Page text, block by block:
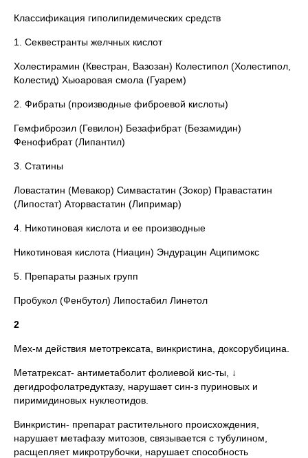
Классификация гиполипидемических средств
1. Секвестранты желчных кислот
Холестирамин (Квестран, Вазозан) Колестипол (Холестипол,
Колестид) Хьюаровая смола (Гуарем)
2. Фибраты (производные фиброевой кислоты)
Гемфиброзил (Гевилон) Безафибрат (Безамидин)
Фенофибрат (Липантил)
3. Статины
Ловастатин (Мевакор) Симвастатин (Зокор) Правастатин
(Липостат) Аторвастатин (Липримар)
4. Никотиновая кислота и ее производные
Никотиновая кислота (Ниацин) Эндурацин Аципимокс
5. Препараты разных групп
Пробукол (Фенбутол) Липостабил Линетол
2
Мех-м действия метотрексата, винкристина, доксорубицина.
Метатрексат- антиметаболит фолиевой кис-ты, ↓
дегидрофолатредуктазу, нарушает син-з пуриновых и
пиримидиновых нуклеотидов.
Винкристин- препарат растительного происхождения,
нарушает метафазу митозов, связывается с тубулином,
расщепляет микротрубочки, нарушает способность